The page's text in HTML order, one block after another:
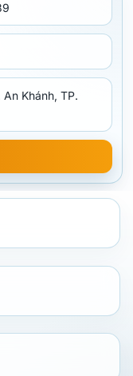
Khánh, TP.